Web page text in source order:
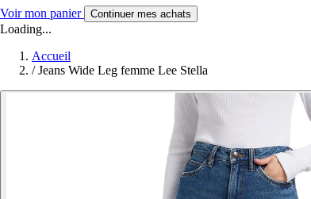
Voir mon panier Continuer mes achats
Loading...
Accueil
/ Jeans Wide Leg femme Lee Stella